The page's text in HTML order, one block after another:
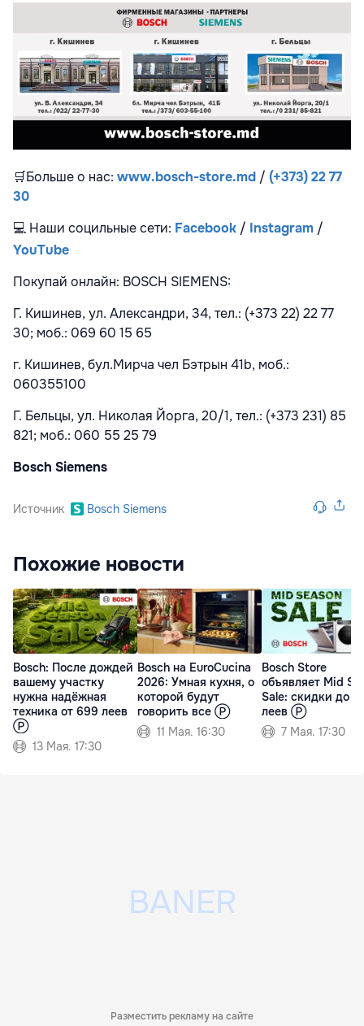
🛒Больше о нас: www.bosch-store.md / (+373) 22 77
30
💻 Наши социльные сети: Facebook / Instagram /
YouTube
Покупай онлайн: BOSCH SIEMENS:
Г. Кишинев, ул. Александри, 34, тел.: (+373 22) 22 77
30; моб.: 069 60 15 65
г. Кишинев, бул.Мирча чел Бэтрын 41b, моб.:
060355100
Г. Бельцы, ул. Николая Йорга, 20/1, тел.: (+373 231) 85
821; моб.: 060 55 25 79
Bosch Siemens
Источник Bosch Siemens
Похожие новости
Bosch: После дождей
вашему участку
нужна надёжная
техника от 699 леев
Ⓟ
13 Мая. 17:30
Bosch на EuroCucina
2026: Умная кухня, о
которой будут
говорить все Ⓟ
11 Мая. 16:30
Bosch Store
объявляет Mid
Sale: скидки до
леев Ⓟ
7 Мая. 17:30
Разместить рекламу на сайте